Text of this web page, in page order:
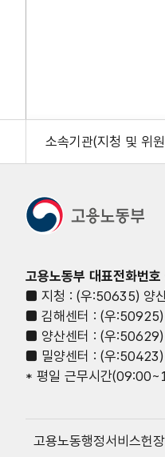
소속기관(지청 및 위
고용노동부 대표전화번
■ 지청 : (우:50635) 양
■ 김해센터 : (우:50925)
■ 양산센터 : (우:50629)
■ 밀양센터 : (우:50423)
* 평일 근무시간
고용노동행정서비스헌장